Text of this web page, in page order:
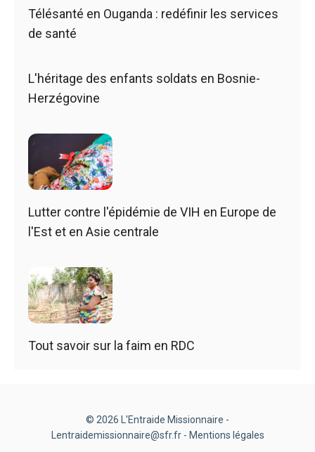
Télésanté en Ouganda : redéfinir les services
de santé
L'héritage des enfants soldats en Bosnie-
Herzégovine
Lutter contre l'épidémie de VIH en Europe de
l'Est et en Asie centrale
Tout savoir sur la faim en RDC
© 2026 L'Entraide Missionnaire -
Lentraidemissionnaire@sfr.fr - Mentions légales